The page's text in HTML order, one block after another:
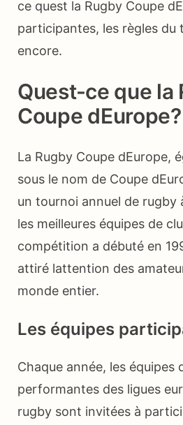
ce quest la Rugby Coupe
participantes, les règles du
encore.
Quest-ce que la
Coupe dEurope?
La Rugby Coupe dEurope,
sous le nom de Coupe
un tournoi annuel de rugby
les meilleures équipes de
compétition a débuté en
attiré lattention des
monde entier.
Les équipes
Chaque année, les équipes
performantes des ligues
rugby sont invitées à